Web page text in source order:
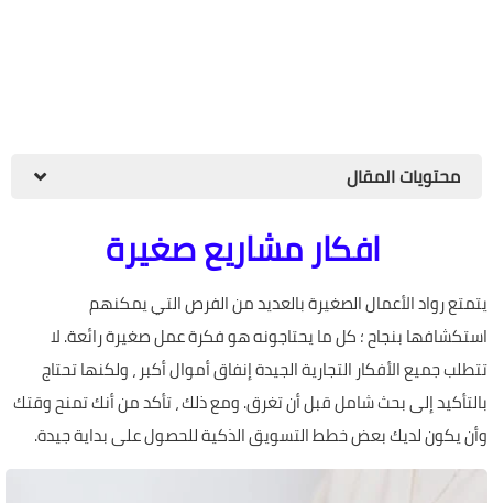
محتويات المقال
افكار مشاريع صغيرة
يتمتع رواد الأعمال الصغيرة بالعديد من الفرص التي يمكنهم
استكشافها بنجاح ؛ كل ما يحتاجونه هو فكرة عمل صغيرة رائعة. لا
تتطلب جميع الأفكار التجارية الجيدة إنفاق أموال أكبر ، ولكنها تحتاج
بالتأكيد إلى بحث شامل قبل أن تغرق. ومع ذلك ، تأكد من أنك تمنح وقتك
وأن يكون لديك بعض خطط التسويق الذكية للحصول على بداية جيدة.